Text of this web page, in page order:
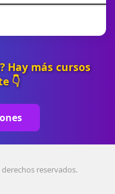
Hay más cursos
👇
reservados.